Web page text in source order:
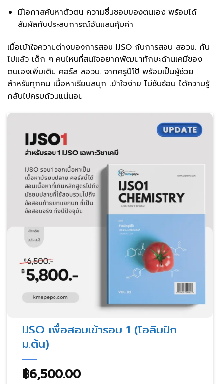
มีโอกาสค้นหาตัวตน ความชื่นชอบของตนเอง พร้อมได้
สัมผัสกับประสบการณ์อันแสนคุ้มค่า
เมื่อเข้าใจความต่างของการสอบ IJSO กับการสอบ สอวน. กัน
ไปแล้ว เด็ก ๆ คนไหนที่สนใจอยากพัฒนาทักษะด้านเคมีของ
ตนเองเพิ่มเติม คอร์ส สอวน. จากครูปีโป้ พร้อมเป็นผู้ช่วย
สำหรับทุกคน เนื้อหาเรียนสนุก เข้าใจง่าย ไม่ซับซ้อน ได้ความรู้
กลับไปครบถ้วนแน่นอน
IJSO เพื่อสอบเข้ารอบ 1 (โอลิมปิก
ม.ต้น)
฿6,500.00